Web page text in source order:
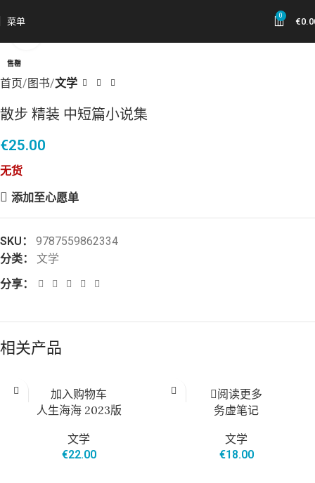
菜单
0
€
售罄
首页 图书 文学
散步 精装 中短篇小说集
€25.00
无货
添加至心愿单
SKU： 9787559862334
分类：
文学
分享：
相关产品
加入购物车
人生海海 2023版
文学
€22.00
售罄 阅读更多
务虚笔记
文学
€18.00